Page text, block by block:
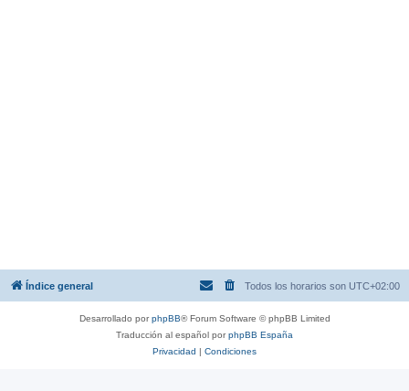
Índice general Todos los horarios son UTC+02:00
Desarrollado porphpBB® Forum Software © phpBB Limited
Traducción al español porphpBB España
Privacidad | Condiciones